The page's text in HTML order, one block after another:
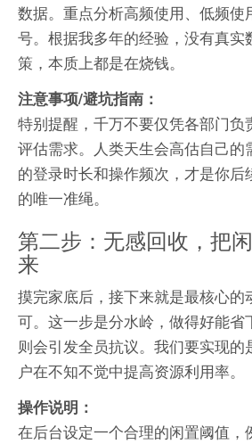
数据。重点分析高频使用、低频使
号。根据我多年的经验，没有真实
策，本质上都是在烧钱。
注意事项/避坑指南：
特别提醒，千万不要仅凭各部门负
评估需求。人类天生会高估自己的
的登录时长和操作频次，才是你
的唯一准绳。
第二步：无感回收，把
来
摸完家底后，接下来就是最核心的
可。这一步是分水岭，做得好能省
则会引发全员抗议。我们要实现的
户在不知不觉中提高资源利用率。
操作说明：
在后台设定一个合理的闲置阈值，